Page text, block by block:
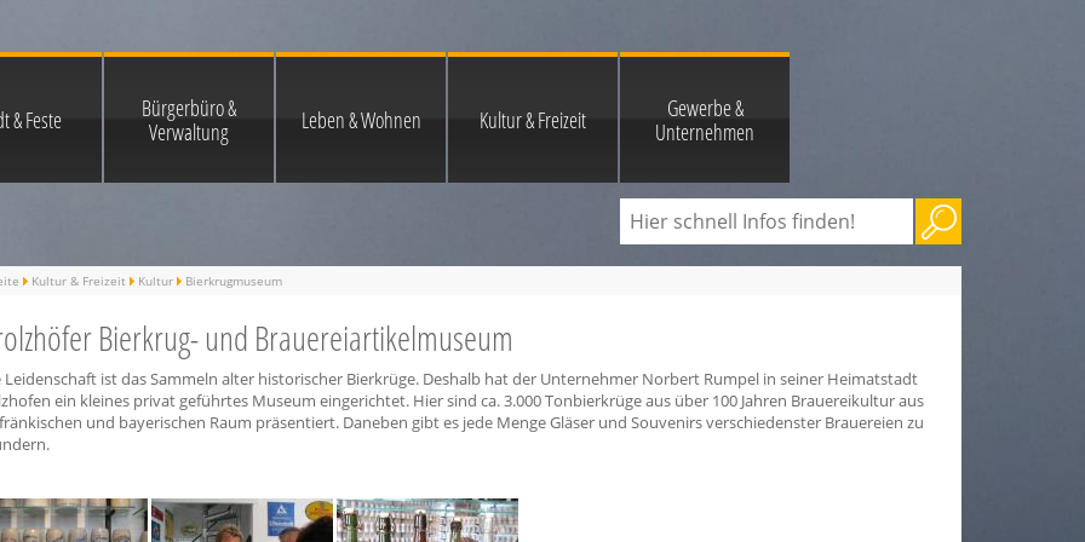
& Feste
Bürgerbüro &
Verwaltung
Leben & Wohnen Kultur & Freizeit
Gewerbe &
Unternehmen
Kultur & Freizeit Kultur Bierkrugmuseum
Bierkrug- und Brauereiartikelmuseum
Leidenschaft ist das Sammeln alter historischer Bierkrüge. Deshalb hat der Unternehmer Norbert Rumpel in seiner Heimatstadt
ein kleines privat geführtes Museum eingerichtet. Hier sind ca. 3.000 Tonbierkrüge aus über 100 Jahren Brauereikultur aus
und bayerischen Raum präsentiert. Daneben gibt es jede Menge Gläser und Souvenirs verschiedenster Brauereien zu